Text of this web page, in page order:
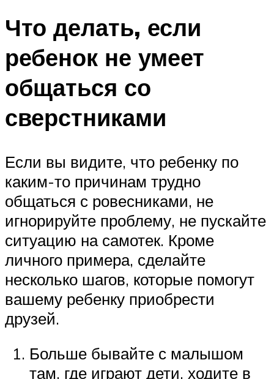
Что делать, если
ребенок не умеет
общаться со
сверстниками
Если вы видите, что ребенку по
каким-то причинам трудно
общаться с ровесниками, не
игнорируйте проблему, не пускайте
ситуацию на самотек. Кроме
личного примера, сделайте
несколько шагов, которые помогут
вашему ребенку приобрести
друзей.
Больше бывайте с малышом
там, где играют дети, ходите в